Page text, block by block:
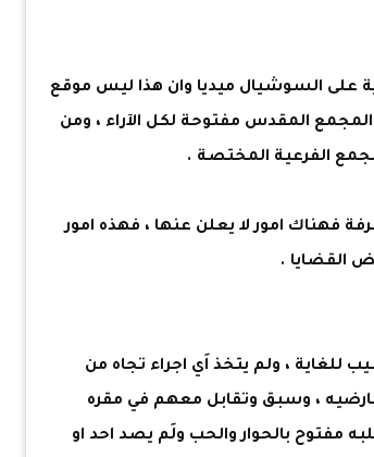
على السوشيال ميديا وان هذا ليس موقع
المقدس مفتوحة لكل الآراء ، ومن
الفرعية المختصة .
فهناك امور لا يعلن عنها ، فهذه امور
القضايا .
للغاية ، ولم يتخذ اَي اجراء تجاه من
، وسبق وتقابل معهم في مقره
مفتوح بالحوار والحب ولَم يصد احد او